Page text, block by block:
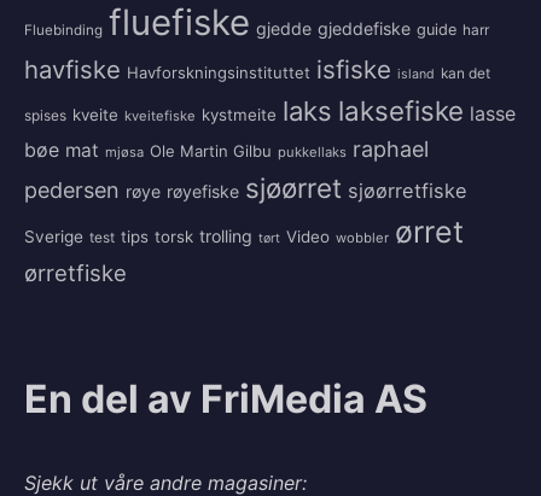
Fluebinding fluefiske gjedde gjeddefiske guide harr
havfiske Havforskningsinstituttet isfiske island kan det
spises kveite kveitefiske kystmeite laks laksefiske lasse
bøe mat mjøsa Ole Martin Gilbu pukkellaks raphael
pedersen røye røyefiske sjøørret sjøørretfiske
Sverige test tips torsk trolling tørt Video wobbler ørret
ørretfiske
En del av FriMedia AS
Sjekk ut våre andre magasiner: